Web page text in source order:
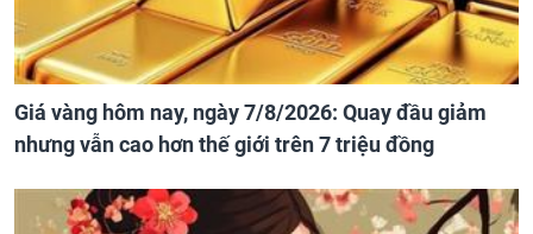
Giá vàng hôm nay, ngày 7/8/2026: Quay đầu giảm
nhưng vẫn cao hơn thế giới trên 7 triệu đồng